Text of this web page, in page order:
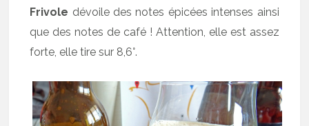
Frivole dévoile des notes épicées intenses ainsi
que des notes de café ! Attention, elle est assez
forte, elle tire sur 8,6°.